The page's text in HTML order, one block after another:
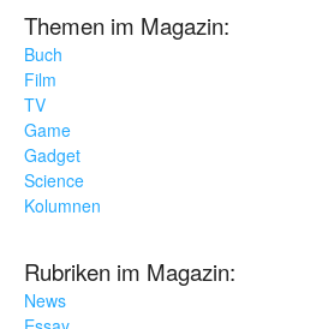
Themen im Magazin:
Buch
Film
TV
Game
Gadget
Science
Kolumnen
Rubriken im Magazin:
News